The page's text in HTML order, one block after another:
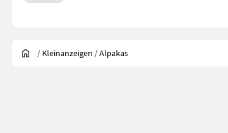
/ Kleinanzeigen /Alpakas